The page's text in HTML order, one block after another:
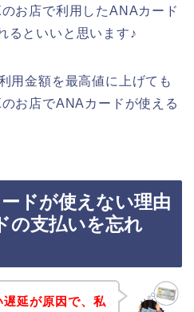
お店で利用したANAカード
るといいと思います♪
用金額を最高値に上げても
お店でANAカードが使える
ドが使えない理由
の支払いを忘れ
延が原因で、私